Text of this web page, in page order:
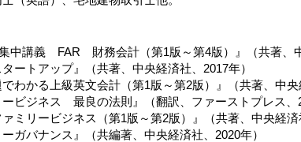
集中講義 FAR 財務会計（第1版～第4版）』（共著、
タートアップ』（共著、中央経済社、2017年）
でわかる上級英文会計（第1版～第2版）』（共著、中央
ービジネス 最良の法則』（翻訳、ファーストプレス、
ァミリービジネス（第1版～第2版）』（共著、中央経済
ーガバナンス』（共編著、中央経済社、2020年）